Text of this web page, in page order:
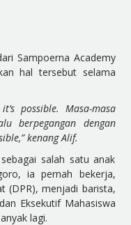
Sampoerna Academy
hal tersebut selama
possible. Masa-masa
berpegangan dengan
kenang Alif.
salah satu anak
ia pernah bekerja,
(DPR), menjadi barista,
Eksekutif Mahasiswa
lagi.